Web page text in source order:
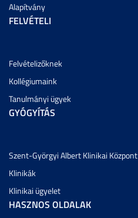
Alapítvány
FELVÉTELI
Felvételizőknek
Kollégiumaink
Tanulmányi ügyek
GYÓGYÍTÁS
Szent-Györgyi Albert Klinikai Központ
Klinikák
Klinikai ügyelet
HASZNOS OLDALAK